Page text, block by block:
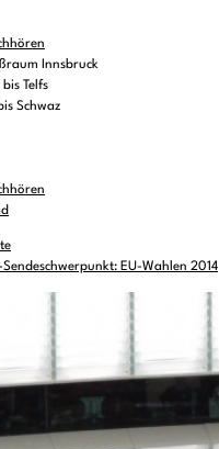
Innsbruck
Telfs
Schwaz
EU-Wahlen 2014